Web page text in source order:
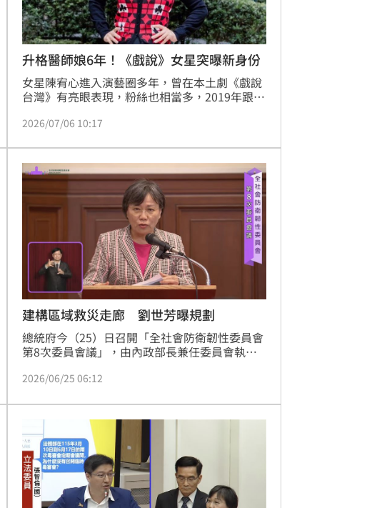
升格醫師娘6年！《戲說》女星突曝新身份
女星陳宥心進入演藝圈多年，曾在本土劇《戲說
台灣》有亮眼表現，粉絲也相當多，2019年跟大
「醫生娘」，2022年生下愛女，如今她宣布通過
2026/07/06 10:17
建構區域救災走廊 劉世芳曝規劃
總統府今（25）日召開「全社會防衛韌性委員會
第8次委員會議」，由內政部長兼任委員會執行
本次列管重點聚焦三大方向，包括強化各項演
府防衛韌性協作能力；以及建構區域救災走廊，
強化國際合作與全社會防衛網絡。整體規劃強
調，防衛韌性不僅是軍事整備，更是中央、地
方、民間與國際夥伴共同參與的全社會工程。
2026/06/25 06:12